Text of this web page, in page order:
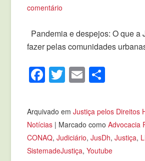
comentário
Pandemia e despejos: O que a
fazer pelas comunidades
Facebook
Twitter
Email
Arquivado emJustiça pelos Direitos
Notícias | Marcado comoAdvocacia
CONAQ,Judiciário,JusDh,Justiça,
SistemadeJustiça,Youtube